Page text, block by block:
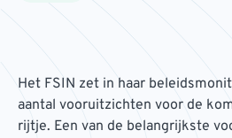
Het FSIN zet in haar
aantal vooruitzichten voor de
rijtje. Een van de belangrijkste